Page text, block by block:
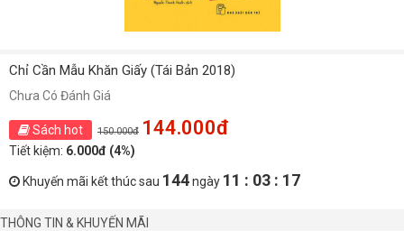
Chỉ Cần Mẫu Khăn Giấy (Tái Bản 2018)
Chưa Có Đánh Giá
Sách hot 150.000đ 144.000đ
Tiết kiệm: 6.000đ (4%)
Khuyến mãi kết thúc sau 144ngày 11 : 03 : 17
THÔNG TIN & KHUYẾN MÃI